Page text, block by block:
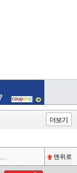
더보기
코샵코앱 설치시 모바일 브라우저앱은 크롬을 권장합니다^^ 맨위로